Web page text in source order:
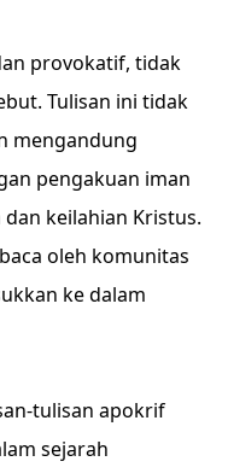
provokatif, tidak
Tulisan ini tidak
mengandung
pengakuan iman
keilahian Kristus.
oleh komunitas
ke dalam
tulisan apokrif
sejarah